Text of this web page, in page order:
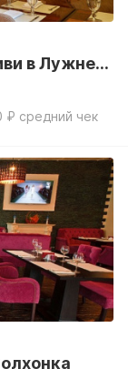
Грузинский ресторан ГивиСациви в Лужнецком проезде
₽ средний чек